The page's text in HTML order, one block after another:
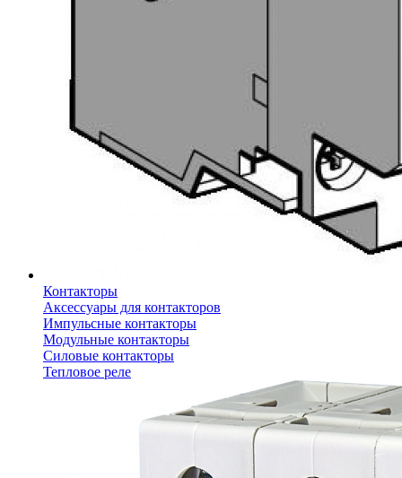
Контакторы
Аксессуары для контакторов
Импульсные контакторы
Модульные контакторы
Силовые контакторы
Тепловое реле